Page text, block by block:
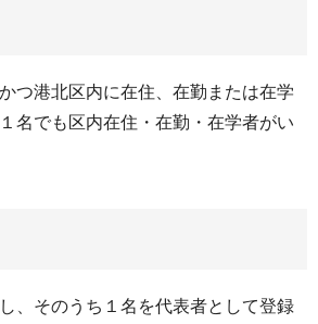
つ港北区内に在住、在勤または在学
名でも区内在住・在勤・在学者がい
、そのうち１名を代表者として登録